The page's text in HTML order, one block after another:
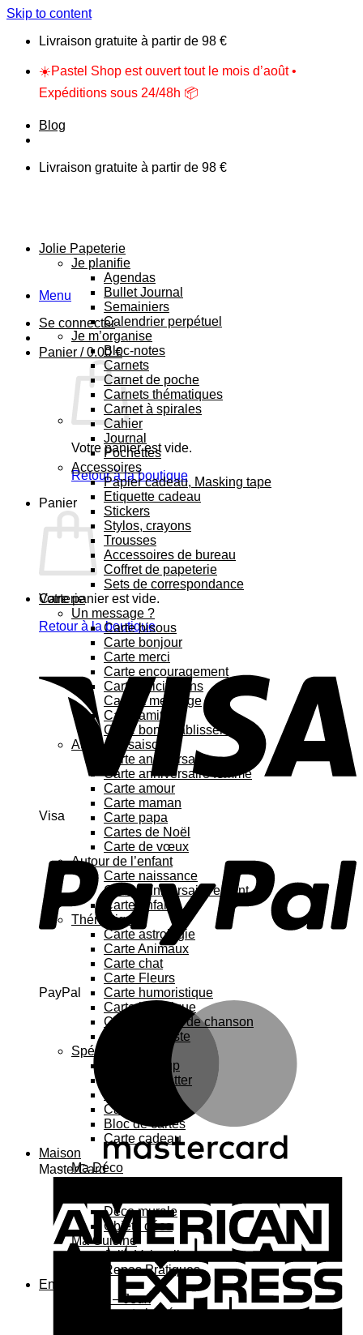
Skip to content
Livraison gratuite à partir de 98 €
☀️Pastel Shop est ouvert tout le mois d’août •
Expéditions sous 24/48h 📦
Blog
Livraison gratuite à partir de 98 €
Menu
Se connecter
Panier /0.00€
Votre panier est vide.
Retour à la boutique
Panier
Votre panier est vide.
Retour à la boutique
Visa
PayPal
MasterCard
Jolie Papeterie
Je planifie
Agendas
Bullet Journal
Semainiers
Calendrier perpétuel
Je m’organise
Bloc-notes
Carnets
Carnet de poche
Carnets thématiques
Carnet à spirales
Cahier
Journal
Pochettes
Accessoires
Papier cadeau, Masking tape
Etiquette cadeau
Stickers
Stylos, crayons
Trousses
Accessoires de bureau
Coffret de papeterie
Sets de correspondance
Carterie
Un message ?
Carte bisous
Carte bonjour
Carte merci
Carte encouragement
Carte félicitations
Carte à message
Carte amitié
Carte bon rétablissement
Au fil des saisons
Carte anniversaire
Carte anniversaire femme
Carte amour
Carte maman
Carte papa
Cartes de Noël
Carte de vœux
Autour de l’enfant
Carte naissance
Carte anniversaire enfant
Carte enfant
Thématique
Carte astrologie
Carte Animaux
Carte chat
Carte Fleurs
Carte humoristique
Carte botanique
Carte Paroles de chanson
Carte féministe
Spécial
Carte Pop up
Cartes à gratter
Carte à sticker
Bloc de cartes
Carte cadeau
Maison
Ma Déco
Déco murale
Objets déco
Ma Cuisine
Jolie Vaisselle
Repas Pratiques
Enfant
Jouets – Jeux
Jouets bébé